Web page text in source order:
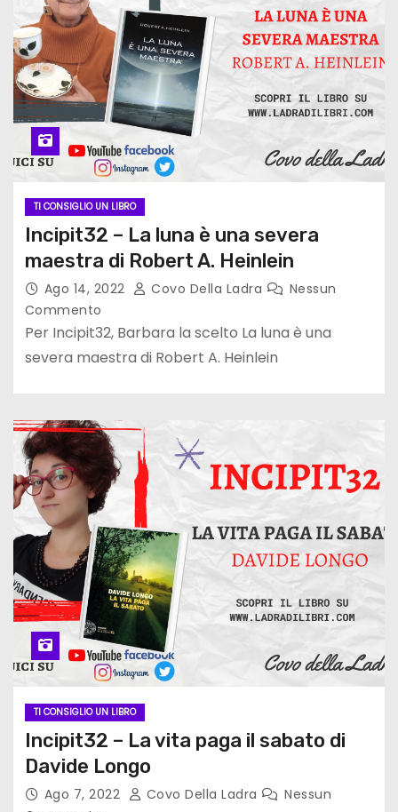
TI CONSIGLIO UN LIBRO
Incipit32 – La luna è una severa
maestra di Robert A. Heinlein
Ago 14, 2022 Covo Della Ladra
Nessun
Commento
Per Incipit32, Barbara la scelto La luna è una
severa maestra di Robert A. Heinlein
TI CONSIGLIO UN LIBRO
Incipit32 – La vita paga il sabato di
Davide Longo
Ago 7, 2022 Covo Della Ladra
Nessun